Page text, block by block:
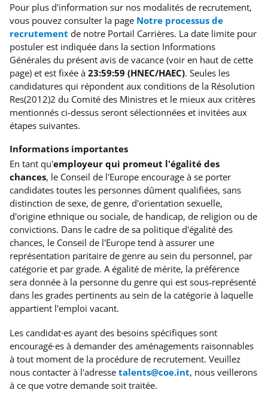
Pour plus d'information sur nos modalités de recrutement,
vous pouvez consulter la page Notre processus de
recrutement de notre Portail Carrières. La date limite pour
postuler est indiquée dans la section Informations
Générales du présent avis de vacance (voir en haut de cette
page) et est fixée à 23:59:59 (HNEC/HAEC). Seules les
candidatures qui répondent aux conditions de la Résolution
Res(2012)2 du Comité des Ministres et le mieux aux critères
mentionnés ci-dessus seront sélectionnées et invitées aux
étapes suivantes.
Informations importantes
En tant qu'employeur qui promeut l'égalité des
chances, le Conseil de l'Europe encourage à se porter
candidates toutes les personnes dûment qualifiées, sans
distinction de sexe, de genre, d'orientation sexuelle,
d'origine ethnique ou sociale, de handicap, de religion ou de
convictions. Dans le cadre de sa politique d'égalité des
chances, le Conseil de l'Europe tend à assurer une
représentation paritaire de genre au sein du personnel, par
catégorie et par grade. A égalité de mérite, la préférence
sera donnée à la personne du genre qui est sous-représenté
dans les grades pertinents au sein de la catégorie à laquelle
appartient l'emploi vacant.
Les candidat·es ayant des besoins spécifiques sont
encouragé·es à demander des aménagements raisonnables
à tout moment de la procédure de recrutement. Veuillez
nous contacter à l'adresse talents@coe.int, nous veillerons
à ce que votre demande soit traitée.